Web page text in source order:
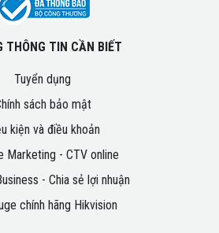
THÔNG TIN CẦN BIẾT
Tuyển dụng
sách bảo mật
kiện và điều khoản
Marketing - CTV online
- Chia sẻ lợi nhuận
chính hãng Hikvision